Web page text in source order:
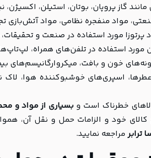
گاز پروپان، بوتان، استیلن، اکسیژن،
مواد منفجره نظامی، مواد آتش‌بازی
پرتوزا مورد استفاده در صنعت و
مورد استفاده در تلفن‌های همراه،
خون و بافت، میکروارگانیسم‌های
عطرها، اسپری‌های خوشبوکننده هوا،
خطرناک است و بسیاری از مواد و
خود و الزامات حمل و نقل آن،
ترابرمراجعه نمایید.